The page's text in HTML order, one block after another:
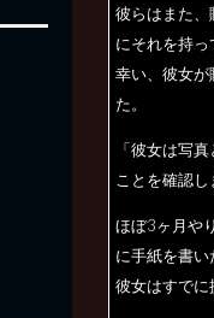
彼らはまた
にそれを持っ
幸い、彼女
た。
「彼女は写
ことを確認し
ほぼ3ヶ月や
に手紙を書い
彼女はすでに